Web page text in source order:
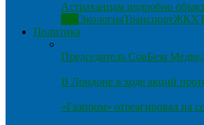
Астраханцам подробно
ЭкологияТранспортЖКХ
Политика
Председатель СовБеза
В Лондоне в ходе акций
«Газпром» отреагировал на